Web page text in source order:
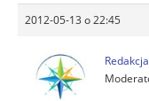
2012-05-13 o 22:45
Redakcja